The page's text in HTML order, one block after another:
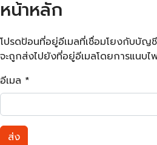
หน้าหลัก
โปรดป้อนที่อยู่อีเมลที่เชื่อมโยงกับบั
จะถูกส่งไปยังที่อยู่อีเมลโดยการแนบไ
อีเมล *
ส่ง